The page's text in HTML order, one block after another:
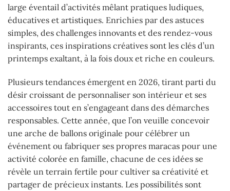
large éventail d’activités mêlant pratiques ludiques,
éducatives et artistiques. Enrichies par des astuces
simples, des challenges innovants et des rendez-vous
inspirants, ces inspirations créatives sont les clés d’un
printemps exaltant, à la fois doux et riche en couleurs.
Plusieurs tendances émergent en 2026, tirant parti du
désir croissant de personnaliser son intérieur et ses
accessoires tout en s’engageant dans des démarches
responsables. Cette année, que l’on veuille concevoir
une arche de ballons originale pour célébrer un
événement ou fabriquer ses propres maracas pour une
activité colorée en famille, chacune de ces idées se
révèle un terrain fertile pour cultiver sa créativité et
partager de précieux instants. Les possibilités sont